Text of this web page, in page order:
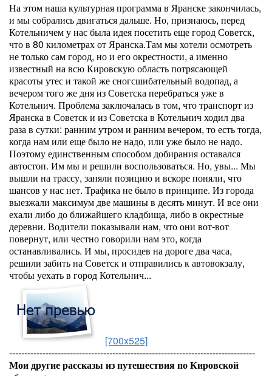
На этом наша культурная программа в Яранске закончилась,
и мы собрались двигаться дальше. Но, признаюсь, перед
Котельничем у нас была идея посетить еще город Советск,
что в 80 километрах от Яранска.Там мы хотели осмотреть
не только сам город, но и его окрестности, а именно
известный на всю Кировскую область потрясающей
красоты утес и такой же сногсшибательный водопад, а
вечером того же дня из Советска перебраться уже в
Котельнич. Проблема заключалась в том, что транспорт из
Яранска в Советск и из Советска в Котельнич ходил два
раза в сутки: ранним утром и ранним вечером, то есть тогда,
когда нам или еще было не надо, или уже было не надо.
Поэтому единственным способом добирания оставался
автостоп. Им мы и решили воспользоваться. Но, увы... Мы
вышли на трассу, заняли позицию и вскоре поняли, что
шансов у нас нет. Трафика не было в принципе. Из города
выезжали максимум две машины в десять минут. И все они
ехали либо до ближайшего кладбища, либо в окрестные
деревни. Водители показывали нам, что они вот-вот
повернут, или честно говорили нам это, когда
останавливались. И мы, просидев на дороге два часа,
решили забить на Советск и отправились к автовокзалу,
чтобы уехать в город Котельнич...
[700x525]
---------------------------------------------------------------------------------
Мои другие рассказы из путешествия по Кировской